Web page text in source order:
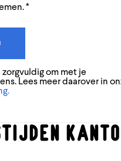
*
om met je
Lees meer daarover in